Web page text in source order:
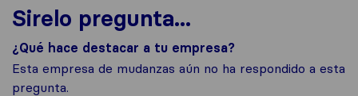
Sirelo pregunta...
¿Qué hace destacar a tu empresa?
Esta empresa de mudanzas aún no ha respondido a esta
pregunta.